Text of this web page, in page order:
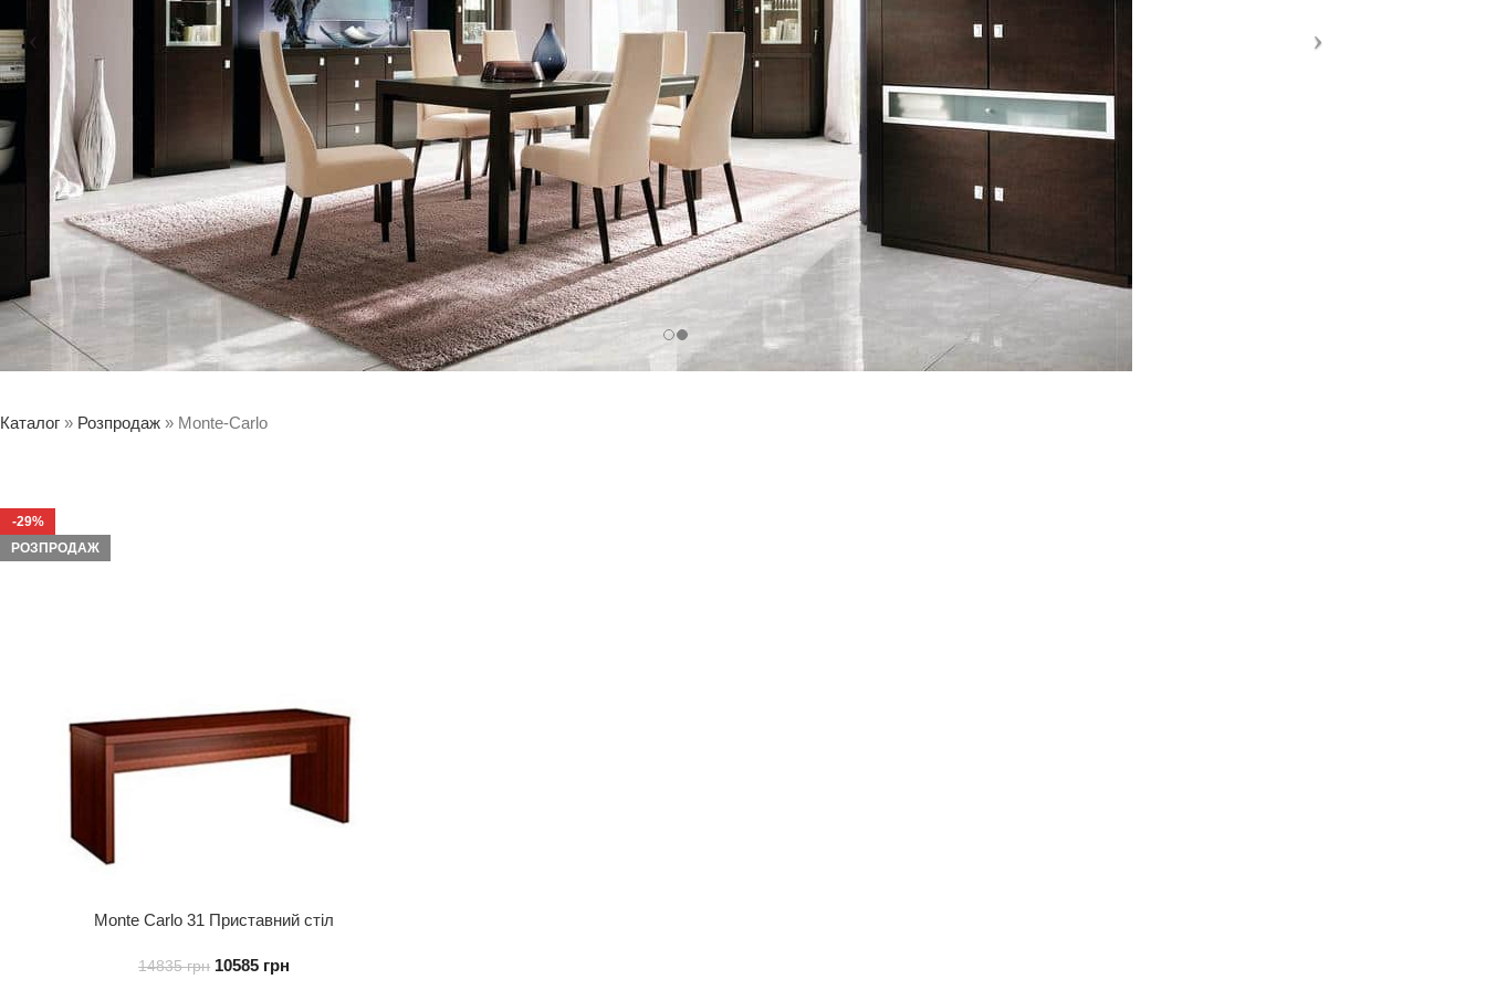
Каталог » Розпродаж » Monte-Carlo
-29%
РОЗПРОДАЖ
Monte Carlo 31 Приставний стіл
14835грн 10585 грн